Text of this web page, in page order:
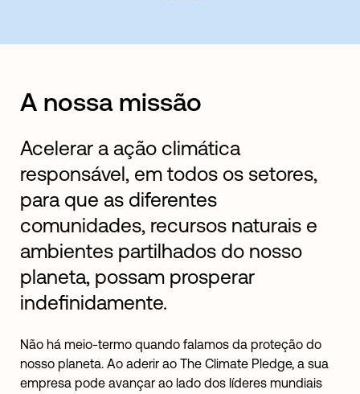
A nossa missão
Acelerar a ação climática
responsável, em todos os setores,
para que as diferentes
comunidades, recursos naturais e
ambientes partilhados do nosso
planeta, possam prosperar
indefinidamente.
Não há meio-termo quando falamos da proteção do
nosso planeta. Ao aderir ao The Climate Pledge, a sua
empresa pode avançar ao lado dos líderes mundiais